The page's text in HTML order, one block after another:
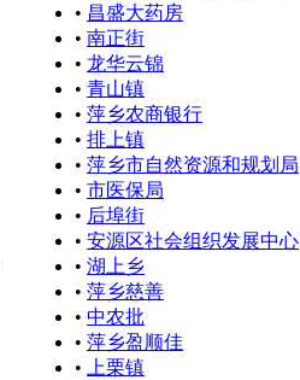
• 昌盛大药房
• 南正街
• 龙华云锦
• 青山镇
• 萍乡农商银行
• 排上镇
• 萍乡市自然资源和规划局
• 市医保局
• 后埠街
• 安源区社会组织发展中心
• 湖上乡
• 萍乡慈善
• 中农批
• 萍乡盈顺佳
•
上栗镇